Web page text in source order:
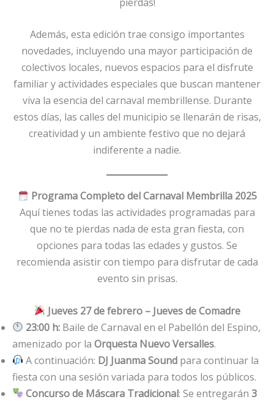
Además, esta edición trae consigo importantes
novedades, incluyendo una mayor participación de
colectivos locales, nuevos espacios para el disfrute
familiar y actividades especiales que buscan mantener
viva la esencia del carnaval membrillense. Durante
estos días, las calles del municipio se llenarán de risas,
creatividad y un ambiente festivo que no dejará
indiferente a nadie.
Programa Completo del Carnaval Membrilla 2025
Aquí tienes todas las actividades programadas para
que no te pierdas nada de esta gran fiesta, con
opciones para todas las edades y gustos. Se
recomienda asistir con tiempo para disfrutar de cada
evento sin prisas.
Jueves 27 de febrero – Jueves de Comadre
23:00 h: Baile de Carnaval en el Pabellón del Espino,
amenizado por la Orquesta Nuevo Versalles.
A continuación: DJ Juanma Sound para continuar la
fiesta con una sesión variada para todos los públicos.
Concurso de Máscara Tradicional: Se entregarán3